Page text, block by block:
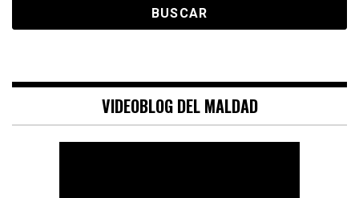
VIDEOBLOG DEL MALDAD